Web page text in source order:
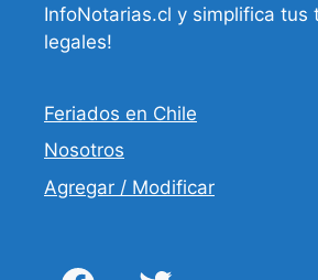
InfoNotarias.cl y simplifica tus
legales!
Feriados en Chile
Nosotros
Agregar / Modificar